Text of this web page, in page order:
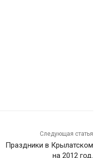
Следующая статья
Праздники в Крылатском
на 2012 год.